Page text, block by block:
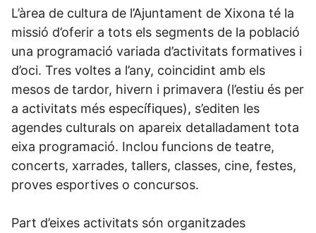
L’àrea de cultura de l’Ajuntament de Xixona té la
missió d’oferir a tots els segments de la població
una programació variada d’activitats formatives i
d’oci. Tres voltes a l’any, coincidint amb els
mesos de tardor, hivern i primavera (l’estiu és per
a activitats més específiques), s’editen les
agendes culturals on apareix detalladament tota
eixa programació. Inclou funcions de teatre,
concerts, xarrades, tallers, classes, cine, festes,
proves esportives o concursos.
Part d’eixes activitats són organitzades